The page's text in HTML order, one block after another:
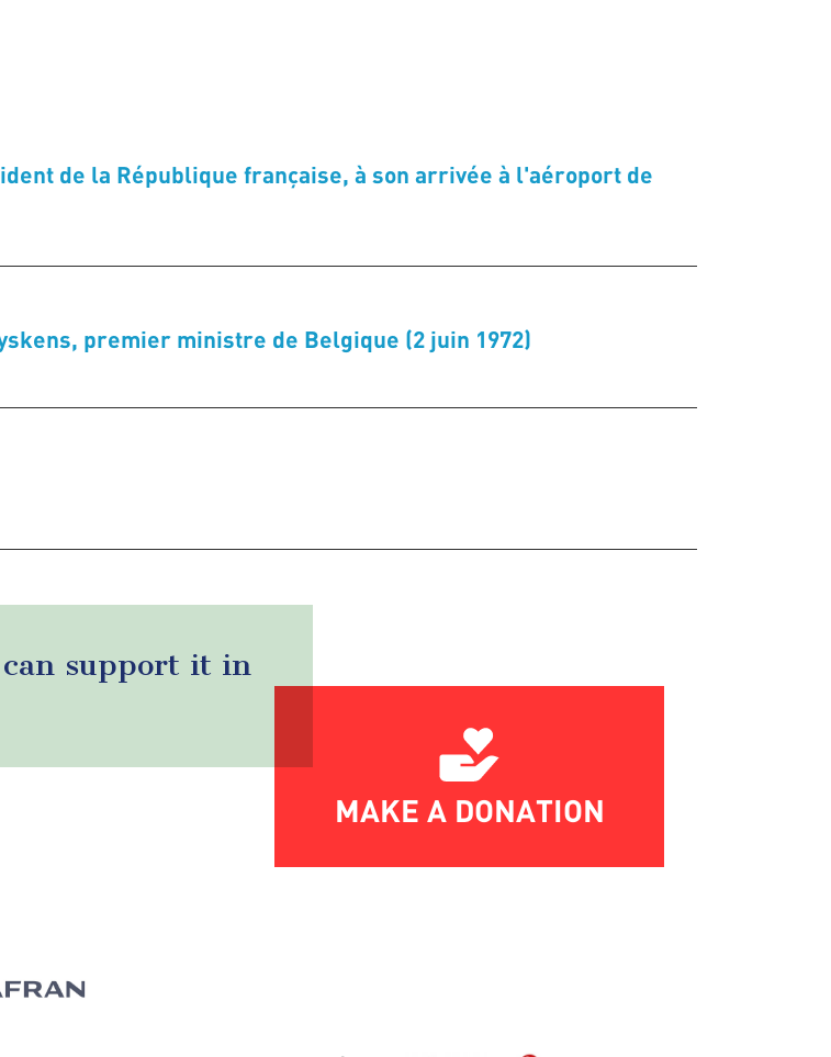
de la République française, à son arrivée à l'aéroport de
premier ministre de Belgique (2 juin 1972)
support it in
MAKE A DONATION